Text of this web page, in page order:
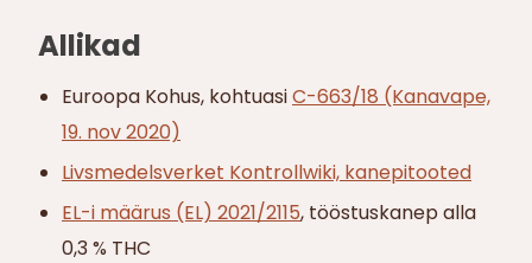
Allikad
Euroopa Kohus, kohtuasiC-663/18 (Kanavape,
19. nov 2020)
Livsmedelsverket Kontrollwiki, kanepitooted
EL-i määrus (EL) 2021/2115, tööstuskanep alla
0,3 % THC